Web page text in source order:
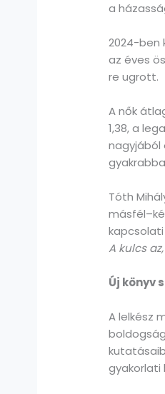
a
2024-ben
az éves
re ugrott.
A nők
1,38, a
nagyjából
Tóth
A kulcs
Új könyv
A lelkész
gyakorlati